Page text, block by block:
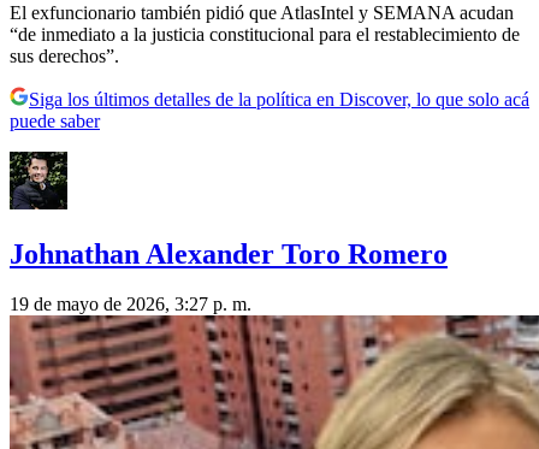
El exfuncionario también pidió que AtlasIntel y SEMANA acudan
“de inmediato a la justicia constitucional para el restablecimiento de
sus derechos”.
Siga los últimos detalles de la política en Discover, lo que solo acá
puede saber
Johnathan Alexander Toro Romero
19 de mayo de 2026, 3:27 p. m.